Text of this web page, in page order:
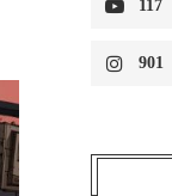
117
901